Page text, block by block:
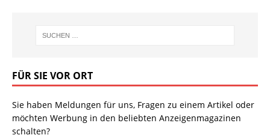
FÜR SIE VOR ORT
Sie haben Meldungen für uns, Fragen zu einem Artikel oder
möchten Werbung in den beliebten Anzeigenmagazinen
schalten?